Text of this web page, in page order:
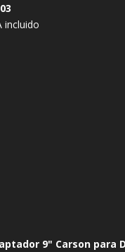
incluido
9" Carson para